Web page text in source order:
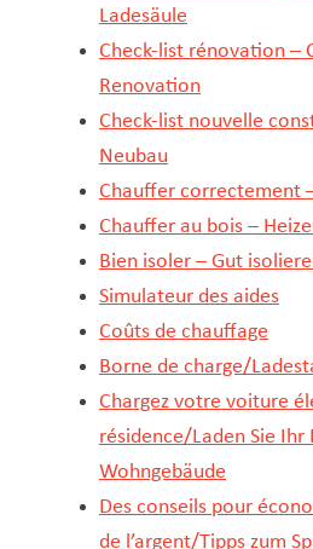
Ladesäule
Check-list rénovation –
Renovation
Check-list nouvelle
Neubau
Chauffer correctement
Chauffer au bois –
Bien isoler – Gut
Simulateur des aides
Coûts de chauffage
Borne de charge/
Chargez votre voiture
résidence/Laden Sie
Wohngebäude
Des conseils pour
de l’argent/Tipps zum